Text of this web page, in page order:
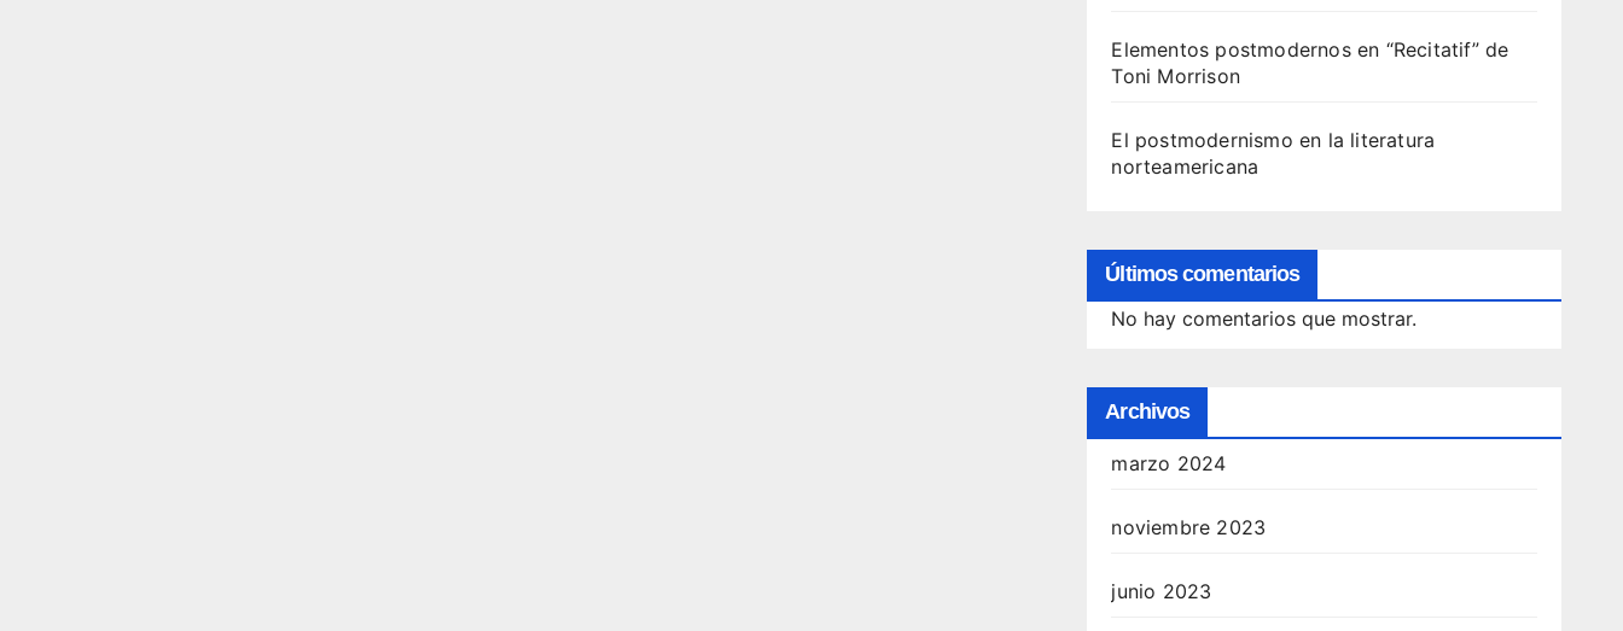
Elementos postmodernos en “Recitatif” de
Toni Morrison
El postmodernismo en la literatura
norteamericana
Últimos comentarios
No hay comentarios que mostrar.
Archivos
marzo 2024
noviembre 2023
junio 2023